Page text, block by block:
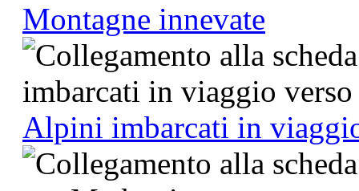
Montagne innevate
Alpini imbarcati in